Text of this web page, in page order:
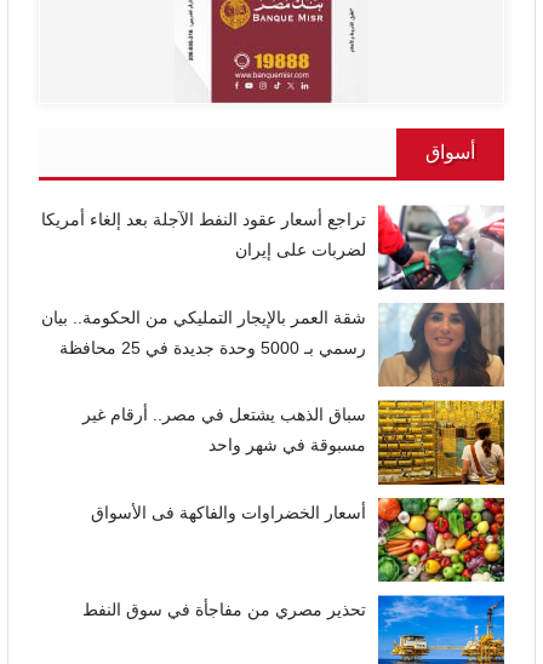
أسواق
تراجع أسعار عقود النفط الآجلة بعد إلغاء أمريكا
لضربات على إيران
شقة العمر بالإيجار التمليكي من الحكومة.. بيان
رسمي بـ 5000 وحدة جديدة في 25 محافظة
سباق الذهب يشتعل في مصر.. أرقام غير
مسبوقة في شهر واحد
أسعار الخضراوات والفاكهة فى الأسواق
تحذير مصري من مفاجأة في سوق النفط